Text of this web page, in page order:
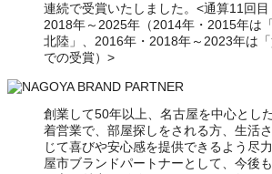
連続で受賞いたしました。<通算11回
2018年～2025年（2014年・2015年は
北陸」、2016年・2018年～2023年は「
での受賞）>
創業して50年以上、名古屋を中心とし
着営業で、部屋探しをされる方、生活
じて喜びや安心感を提供できるよう尽
屋市ブランドパートナーとして、今後